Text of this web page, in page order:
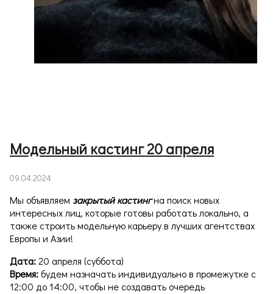
Модельный кастинг 20 апреля
09.04.2024
Мы объявляем закрытый кастингна поиск новых
интересных лиц, которые готовы работать локально, а
также строить модельную карьеру в лучших агентствах
Европы и Азии!
Дата:20 апреля (суббота)
Время:будем назначать индивидуально в промежутке с
12:00 до 14:00, чтобы не создавать очередь